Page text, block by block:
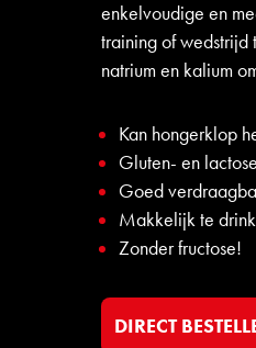
enkelvoudige en
training of wedstrijd
natrium en kalium
Kan hongerklop
Gluten- en
Goed
Makkelijk te
Zonder fructose!
DIRECT